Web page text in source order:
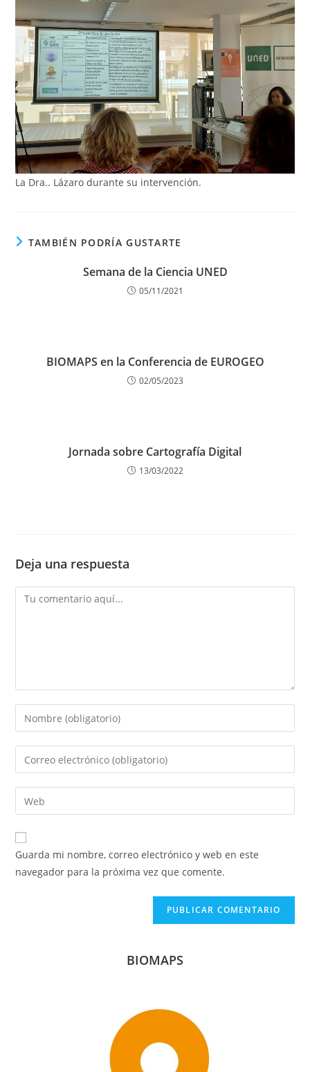
La Dra.. Lázaro durante su intervención.
TAMBIÉN PODRÍA GUSTARTE
Semana de la Ciencia UNED
05/11/2021
BIOMAPS en la Conferencia de EUROGEO
02/05/2023
Jornada sobre Cartografía Digital
13/03/2022
Deja una respuesta
Comentario
Introduce
tu
nombre
de
usuario
para
comentar
Introduce
tu
dirección
de
electrónico
para
comentar
Introduce
la
URL
de
Guarda mi nombre, correo electrónico y web en este
navegador para la próxima vez que comente.
BIOMAPS